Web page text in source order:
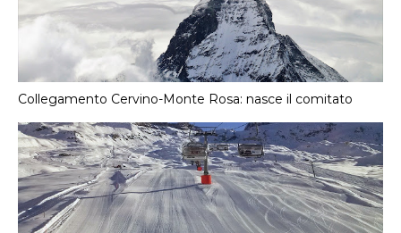
Collegamento Cervino-Monte Rosa: nasce il comitato